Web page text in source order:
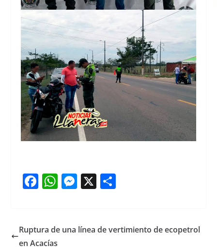
F
e
W
s
M
e
X S
e
Ruptura de una línea de vertimiento de ecopetrol
en Acacías